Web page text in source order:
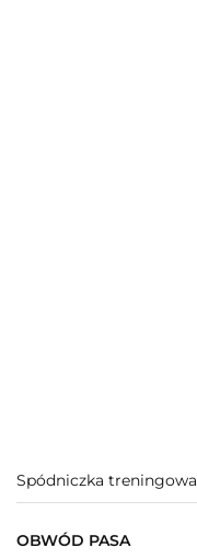
Spódniczka treningowa
OBWÓD PASA